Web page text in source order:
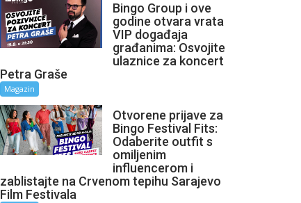
Bingo Group i ove
godine otvara vrata
VIP događaja
građanima: Osvojite
ulaznice za koncert
Petra Graše
Magazin
Otvorene prijave za
Bingo Festival Fits:
Odaberite outfit s
omiljenim
influencerom i
zablistajte na Crvenom tepihu Sarajevo
Film Festivala